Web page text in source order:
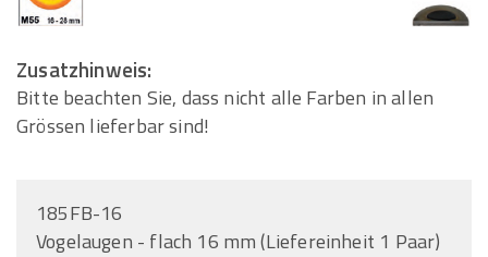
Zusatzhinweis:
Bitte beachten Sie, dass nicht alle Farben in allen
Grössen lieferbar sind!
185FB-16
Vogelaugen - flach 16 mm (Liefereinheit 1 Paar)